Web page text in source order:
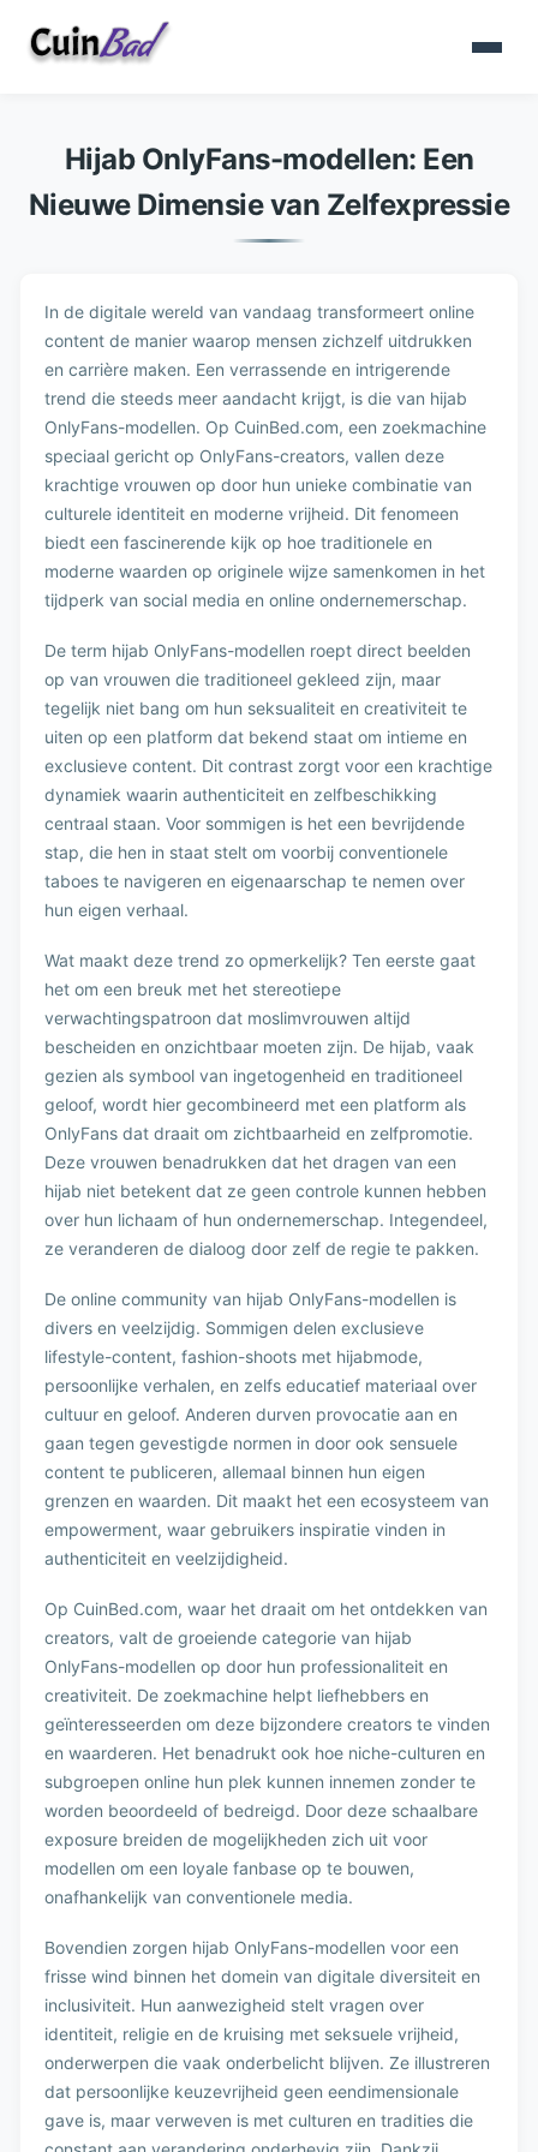
Hijab OnlyFans-modellen: Een
Nieuwe Dimensie van Zelfexpressie
In de digitale wereld van vandaag transformeert online
content de manier waarop mensen zichzelf uitdrukken
en carrière maken. Een verrassende en intrigerende
trend die steeds meer aandacht krijgt, is die van hijab
OnlyFans-modellen. Op CuinBed.com, een zoekmachine
speciaal gericht op OnlyFans-creators, vallen deze
krachtige vrouwen op door hun unieke combinatie van
culturele identiteit en moderne vrijheid. Dit fenomeen
biedt een fascinerende kijk op hoe traditionele en
moderne waarden op originele wijze samenkomen in het
tijdperk van social media en online ondernemerschap.
De term hijab OnlyFans-modellen roept direct beelden
op van vrouwen die traditioneel gekleed zijn, maar
tegelijk niet bang om hun seksualiteit en creativiteit te
uiten op een platform dat bekend staat om intieme en
exclusieve content. Dit contrast zorgt voor een krachtige
dynamiek waarin authenticiteit en zelfbeschikking
centraal staan. Voor sommigen is het een bevrijdende
stap, die hen in staat stelt om voorbij conventionele
taboes te navigeren en eigenaarschap te nemen over
hun eigen verhaal.
Wat maakt deze trend zo opmerkelijk? Ten eerste gaat
het om een breuk met het stereotiepe
verwachtingspatroon dat moslimvrouwen altijd
bescheiden en onzichtbaar moeten zijn. De hijab, vaak
gezien als symbool van ingetogenheid en traditioneel
geloof, wordt hier gecombineerd met een platform als
OnlyFans dat draait om zichtbaarheid en zelfpromotie.
Deze vrouwen benadrukken dat het dragen van een
hijab niet betekent dat ze geen controle kunnen hebben
over hun lichaam of hun ondernemerschap. Integendeel,
ze veranderen de dialoog door zelf de regie te pakken.
De online community van hijab OnlyFans-modellen is
divers en veelzijdig. Sommigen delen exclusieve
lifestyle-content, fashion-shoots met hijabmode,
persoonlijke verhalen, en zelfs educatief materiaal over
cultuur en geloof. Anderen durven provocatie aan en
gaan tegen gevestigde normen in door ook sensuele
content te publiceren, allemaal binnen hun eigen
grenzen en waarden. Dit maakt het een ecosysteem van
empowerment, waar gebruikers inspiratie vinden in
authenticiteit en veelzijdigheid.
Op CuinBed.com, waar het draait om het ontdekken van
creators, valt de groeiende categorie van hijab
OnlyFans-modellen op door hun professionaliteit en
creativiteit. De zoekmachine helpt liefhebbers en
geïnteresseerden om deze bijzondere creators te vinden
en waarderen. Het benadrukt ook hoe niche-culturen en
subgroepen online hun plek kunnen innemen zonder te
worden beoordeeld of bedreigd. Door deze schaalbare
exposure breiden de mogelijkheden zich uit voor
modellen om een loyale fanbase op te bouwen,
onafhankelijk van conventionele media.
Bovendien zorgen hijab OnlyFans-modellen voor een
frisse wind binnen het domein van digitale diversiteit en
inclusiviteit. Hun aanwezigheid stelt vragen over
identiteit, religie en de kruising met seksuele vrijheid,
onderwerpen die vaak onderbelicht blijven. Ze illustreren
dat persoonlijke keuzevrijheid geen eendimensionale
gave is, maar verweven is met culturen en tradities die